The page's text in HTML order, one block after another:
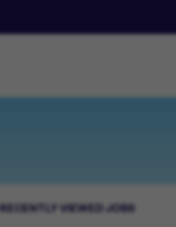
RECENTLY VIEWED JOBS